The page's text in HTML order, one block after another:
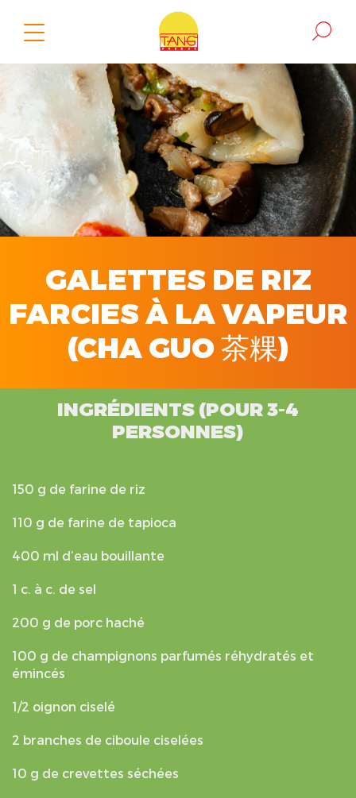
GALETTES DE RIZ
FARCIES À LA VAPEUR
(CHA GUO 茶粿)
INGRÉDIENTS (POUR 3-4
PERSONNES)
150 g de farine de riz
110 g de farine de tapioca
400 ml d’eau bouillante
1 c. à c. de sel
200 g de porc haché
100 g de champignons parfumés réhydratés et
émincés
1/2 oignon ciselé
2 branches de ciboule ciselées
10 g de crevettes séchées